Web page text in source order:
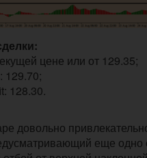
цене или от 129.35;
129.70;
128.30.
довольно
еще одно